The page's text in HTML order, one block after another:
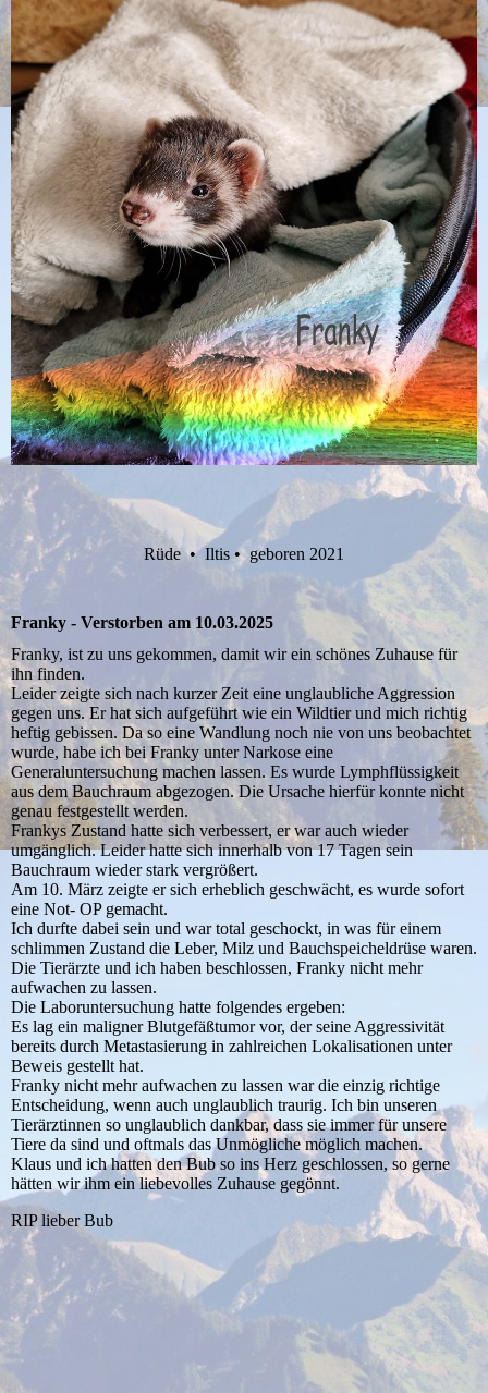
Rüde • Iltis • geboren 2021
Franky - Verstorben am 10.03.2025
Franky, ist zu uns gekommen, damit wir ein schönes Zuhause für
ihn finden.
Leider zeigte sich nach kurzer Zeit eine unglaubliche Aggression
gegen uns. Er hat sich aufgeführt wie ein Wildtier und mich richtig
heftig gebissen. Da so eine Wandlung noch nie von uns beobachtet
wurde, habe ich bei Franky unter Narkose eine
Generaluntersuchung machen lassen. Es wurde Lymphflüssigkeit
aus dem Bauchraum abgezogen. Die Ursache hierfür konnte nicht
genau festgestellt werden.
Frankys Zustand hatte sich verbessert, er war auch wieder
umgänglich. Leider hatte sich innerhalb von 17 Tagen sein
Bauchraum wieder stark vergrößert.
Am 10. März zeigte er sich erheblich geschwächt, es wurde sofort
eine Not- OP gemacht.
Ich durfte dabei sein und war total geschockt, in was für einem
schlimmen Zustand die Leber, Milz und Bauchspeicheldrüse waren.
Die Tierärzte und ich haben beschlossen, Franky nicht mehr
aufwachen zu lassen.
Die Laboruntersuchung hatte folgendes ergeben:
Es lag ein maligner Blutgefäßtumor vor, der seine Aggressivität
bereits durch Metastasierung in zahlreichen Lokalisationen unter
Beweis gestellt hat.
Franky nicht mehr aufwachen zu lassen war die einzig richtige
Entscheidung, wenn auch unglaublich traurig. Ich bin unseren
Tierärztinnen so unglaublich dankbar, dass sie immer für unsere
Tiere da sind und oftmals das Unmögliche möglich machen.
Klaus und ich hatten den Bub so ins Herz geschlossen, so gerne
hätten wir ihm ein liebevolles Zuhause gegönnt.
RIP lieber Bub